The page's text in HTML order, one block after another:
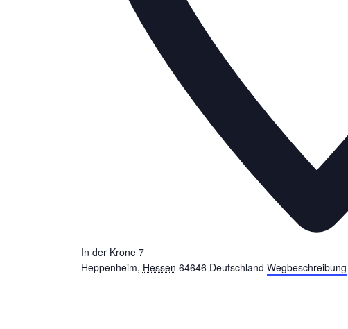
In der Krone 7
Heppenheim, Hessen 64646 Deutschland Wegbeschreibung